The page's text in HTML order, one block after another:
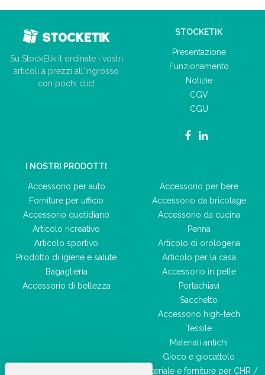
Su StockEtik.it ordinate i vostri
articoli a prezzi all'ingrosso
con pochi clic!
STOCKETIK
Presentazione
Funzionamento
Notizie
CGV
CGU
I NOSTRI PRODOTTI
Accessorio per auto
Forniture per ufficio
Accessorio quotidiano
Articolo ricreativo
Articolo sportivo
Prodotto di igiene e salute
Bagaglieria
Accessorio di bellezza
Accessorio per bere
Accessorio da bricolage
Accessorio da cucina
Penna
Articolo di orologeria
Articolo per la casa
Accessorio in pelle
Portachiavi
Sacchetto
Accessorio high-tech
Tessile
Materiali antichi
Gioco e giocattolo
Materiale e forniture per CHR /